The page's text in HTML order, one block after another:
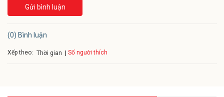
Gửi bình luận
(0) Bình luận
Xếp theo: Thời gian Số người thích